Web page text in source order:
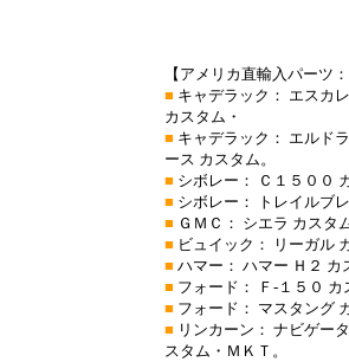
【アメリカ直輸入パーツ
■ キャデラック： エスカ
カスタム・
■ キャデラック： エルド
ース カスタム。
■ シボレー： Ｃ１５００
■ シボレー： トレイルブ
■ ＧＭＣ： シエラ カスタ
■ ビュイック： リーガル
■ ハマー： ハマー Ｈ２ カ
■ フォード： Ｆ-１５０
■ フォード： マスタング
■ リンカーン： ナビゲー
スタム・ＭＫＴ。